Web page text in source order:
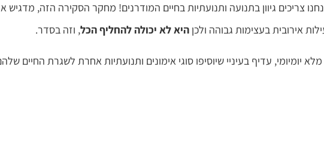
צריכים גיוון בתנועה ותנועתיות בחיים המודרנים! מחקר הסקירה הזה, מדגיש
אירובית בעצימות גבוהה ולכן היא לא יכולה להחליף הכל, וזה בסדר.
יומיומי, עדיף בעיניי שיוסיפו סוגי אימונים ותנועתיות אחרת לשגרת החיים